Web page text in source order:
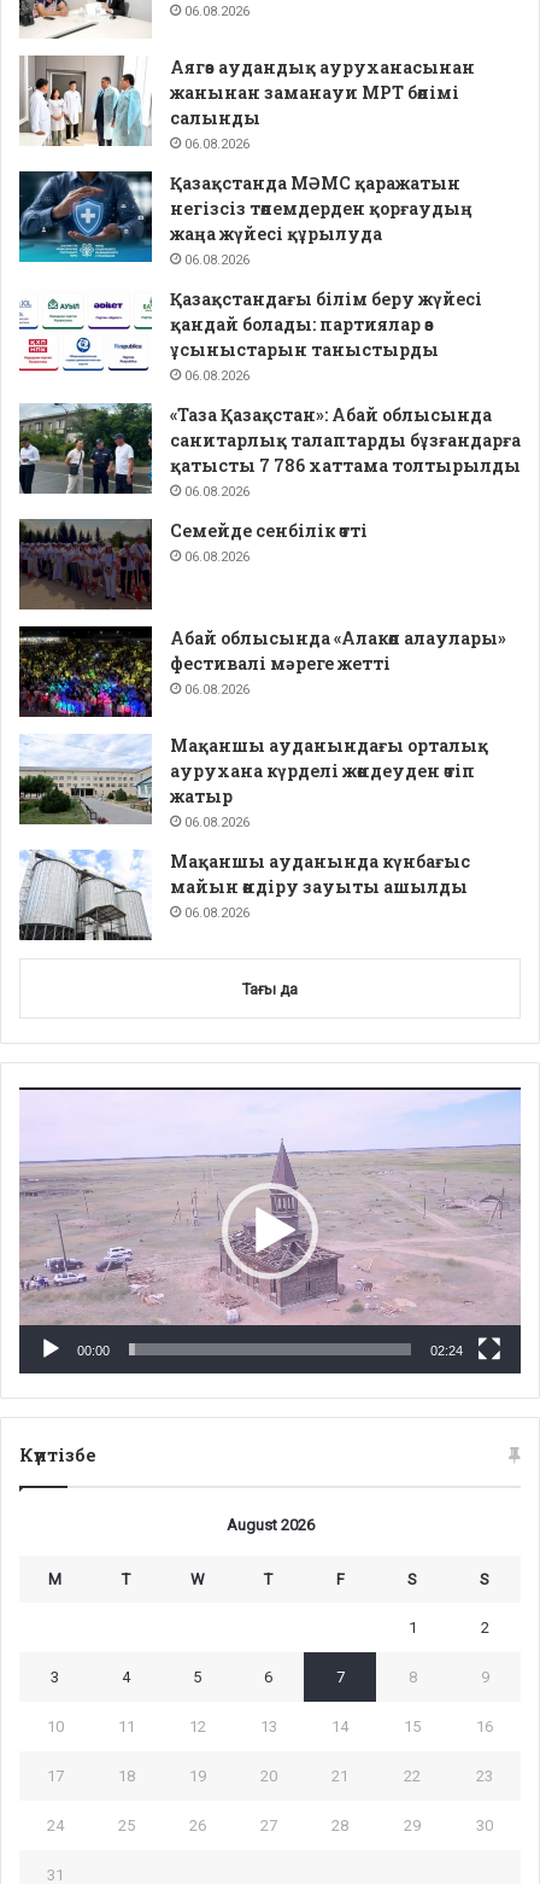
06.08.2026
Аягөз аудандық ауруханасынан
жанынан заманауи МРТ бөлімі
салынды
06.08.2026
Қазақстанда МӘМС қаражатын
негізсіз төлемдерден қорғаудың
жаңа жүйесі құрылуда
06.08.2026
Қазақстандағы білім беру жүйесі
қандай болады: партиялар өз
ұсыныстарын таныстырды
06.08.2026
«Таза Қазақстан»: Абай облысында
санитарлық талаптарды бұзғандарға
қатысты 7 786 хаттама толтырылды
06.08.2026
Семейде сенбілік өтті
06.08.2026
Абай облысында «Алакөл алаулары»
фестивалі мәреге жетті
06.08.2026
Мақаншы ауданындағы орталық
аурухана күрделі жөндеуден өтіп
жатыр
06.08.2026
Мақаншы ауданында күнбағыс
майын өндіру зауыты ашылды
06.08.2026
Тағы да
00:00 02:24
Күнтізбе
August 2026
M T W T F S S
1 2
3 4 5 6 7 8 9
10 11 12 13 14 15 16
17 18 19 20 21 22 23
24 25 26 27 28 29 30
31